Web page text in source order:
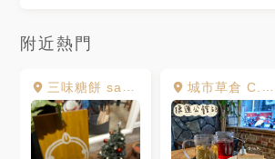
附近熱門
三味糖餅 sammat 삼맛호떡 城市草倉 C.TEA LOFT